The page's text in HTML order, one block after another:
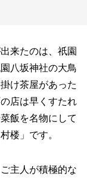
来たのは、祇園
八坂神社の大鳥
け茶屋があった
店は早くすたれ
飯を名物にして
楼」です。
主人が積極的な